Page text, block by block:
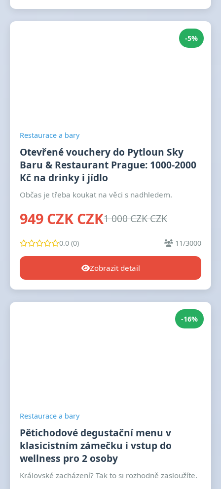
-5%
Restaurace a bary
Otevřené vouchery do Pytloun Sky
Baru & Restaurant Prague: 1000-2000
Kč na drinky i jídlo
Občas je třeba koukat na věci s nadhledem.
949 CZK CZK1 000 CZK CZK
0.0 (0) 11/3000
Zobrazit detail
-16%
Restaurace a bary
Pětichodové degustační menu v
klasicistním zámečku i vstup do
wellness pro 2 osoby
Královské zacházení? Tak to si rozhodně zasloužíte.